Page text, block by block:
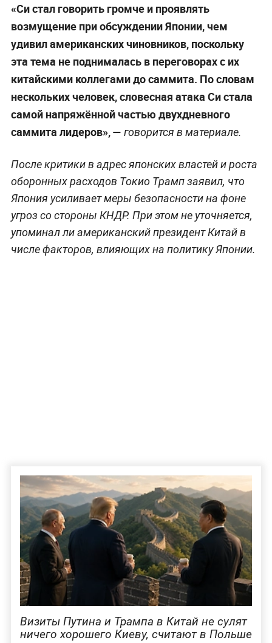
«Си стал говорить громче и проявлять
возмущение при обсуждении Японии, чем
удивил американских чиновников, поскольку
эта тема не поднималась в переговорах с их
китайскими коллегами до саммита. По словам
нескольких человек, словесная атака Си стала
самой напряжённой частью двухдневного
саммита лидеров», — говорится в материале.
После критики в адрес японских властей и роста
оборонных расходов Токио Трамп заявил, что
Япония усиливает меры безопасности на фоне
угроз со стороны КНДР. При этом не уточняется,
упоминал ли американский президент Китай в
числе факторов, влияющих на политику Японии.
Визиты Путина и Трампа в Китай не сулят
ничего хорошего Киеву, считают в Польше